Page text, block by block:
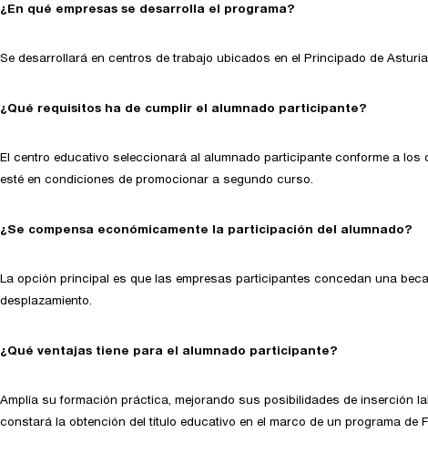
¿En qué empresas se desarrolla el programa?
Se desarrollará en centros de trabajo ubicados en el Principado de
¿Qué requisitos ha de cumplir el alumnado participante?
El centro educativo seleccionará al alumnado participante conforme a
esté en condiciones de promocionar a segundo curso.
¿Se compensa económicamente la participación del alumnado?
La opción principal es que las empresas participantes concedan una
desplazamiento.
¿Qué ventajas tiene para el alumnado participante?
Amplía su formación práctica, mejorando sus posibilidades de inserción
constará la obtención del título educativo en el marco de un programa de